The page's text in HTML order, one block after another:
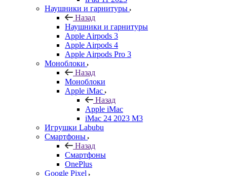
Наушники и гарнитуры
Назад
Наушники и гарнитуры
Apple Airpods 3
Apple Airpods 4
Apple Airpods Pro 3
Моноблоки
Назад
Моноблоки
Apple iMac
Назад
Apple iMac
iMac 24 2023 M3
Игрушки Labubu
Смартфоны
Назад
Смартфоны
OnePlus
Google Pixel